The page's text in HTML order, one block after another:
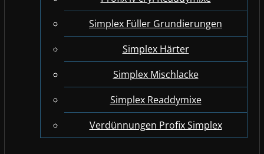
Simplex Füller Grundierungen
Simplex Härter
Simplex Mischlacke
Simplex Readdymixe
Verdünnungen Profix Simplex